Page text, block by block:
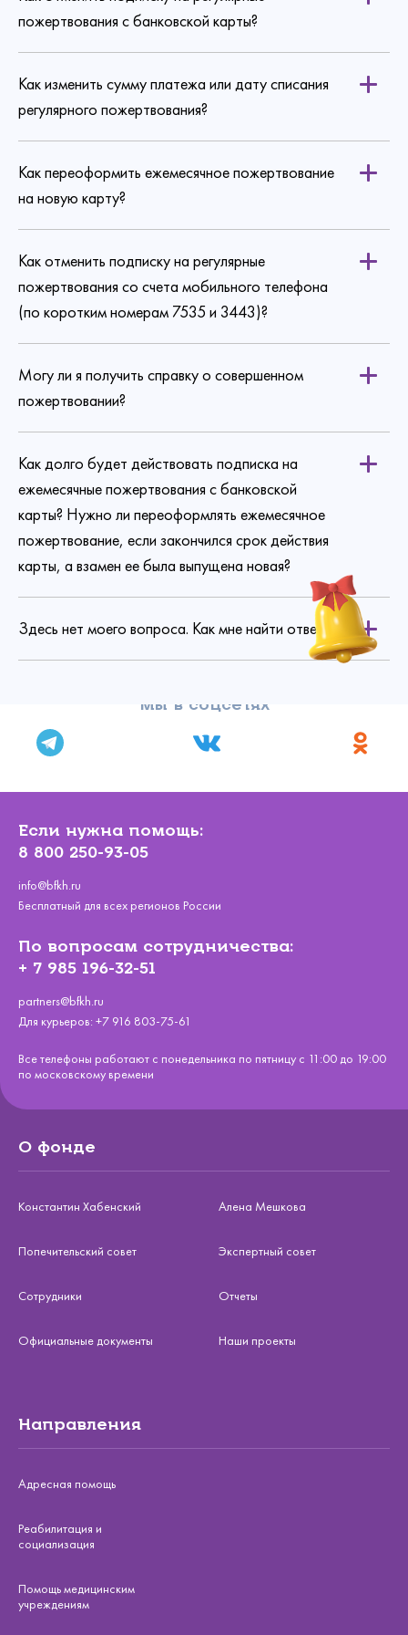
пожертвования с банковской карты?
по ссылке
Как изменить сумму платежа или дату списания
регулярного пожертвования?
Как переоформить ежемесячное пожертвование
на новую карту?
Как отменить подписку на регулярные
пожертвования со счета мобильного телефона
(по коротким номерам 7535 и 3443)?
Могу ли я получить справку о совершенном
пожертвовании?
Как долго будет действовать подписка на
ежемесячные пожертвования с банковской
карты? Нужно ли переоформлять ежемесячное
пожертвование, если закончился срок действия
карты, а взамен ее была выпущена новая?
Здесь нет моего вопроса. Как мне найти ответ?
Мы в соцсетях
Если нужна помощь:
8 800 250-93-05
info@bfkh.ru
Бесплатный для всех регионов России
По вопросам сотрудничества:
+ 7 985 196-32-51
partners@bfkh.ru
Для курьеров: +7 916 803-75-61
Все телефоны работают с понедельника по пятницу с 11:00 до 19:00
по московскому времени
О фонде
Константин Хабенский Алена Мешкова
Попечительский совет Экспертный совет
Сотрудники Отчеты
Официальные документы Наши проекты
Направления
Адресная помощь
Реабилитация и
социализация
Помощь медицинским
учреждениям